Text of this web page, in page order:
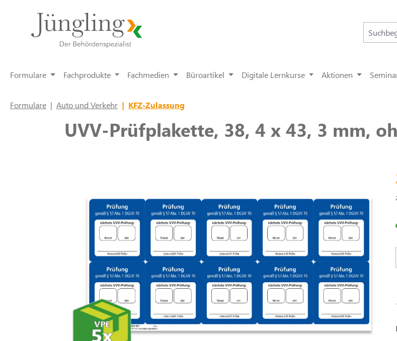
Zur Hauptnavigation springen
Formulare Fachprodukte Fachmedien Büroartikel Digitale Lernkurse Aktionen
Formulare | Auto und Verkehr | KFZ-Zulassung
UVV-Prüfplakette, 38, 4 x 43, 3 mm,